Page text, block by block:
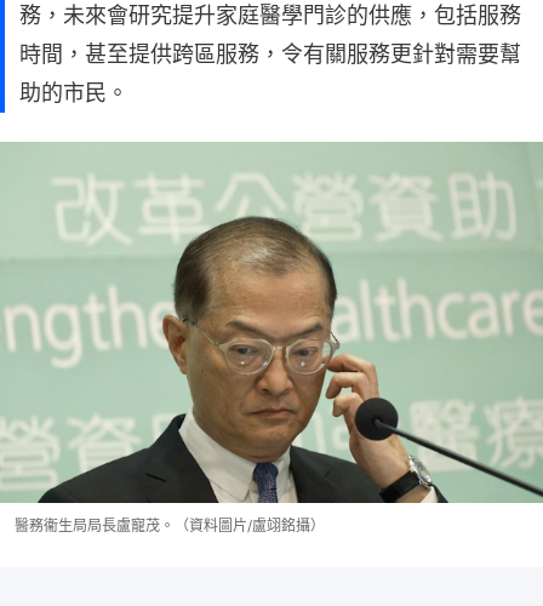
務，未來會研究提升家庭醫學門診的供應，包括服務
時間，甚至提供跨區服務，令有關服務更針對需要幫
助的市民。
醫務衞生局局長盧寵茂。（資料圖片/盧翊銘攝）